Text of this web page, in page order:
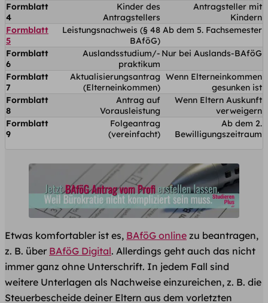
Formblatt
4
Kinder des
Antragstellers
Antragsteller mit
Kindern
Formblatt
5
Leistungsnachweis (§ 48
BAföG)
Ab dem 5. Fachsemester
Formblatt
6
Auslandsstudium/-
praktikum
Nur bei Auslands-BAföG
Formblatt
7
Aktualisierungsantrag
(Elterneinkommen)
Wenn Elterneinkommen
gesunken ist
Formblatt
8
Antrag auf
Vorausleistung
Wenn Eltern Auskunft
verweigern
Formblatt
9
Folgeantrag
(vereinfacht)
Ab dem 2.
Bewilligungszeitraum
Etwas komfortabler ist es, BAföG online zu beantragen,
z. B. über BAföG Digital. Allerdings geht auch das nicht
immer ganz ohne Unterschrift. In jedem Fall sind
weitere Unterlagen als Nachweise einzureichen, z. B. die
Steuerbescheide deiner Eltern aus dem vorletzten